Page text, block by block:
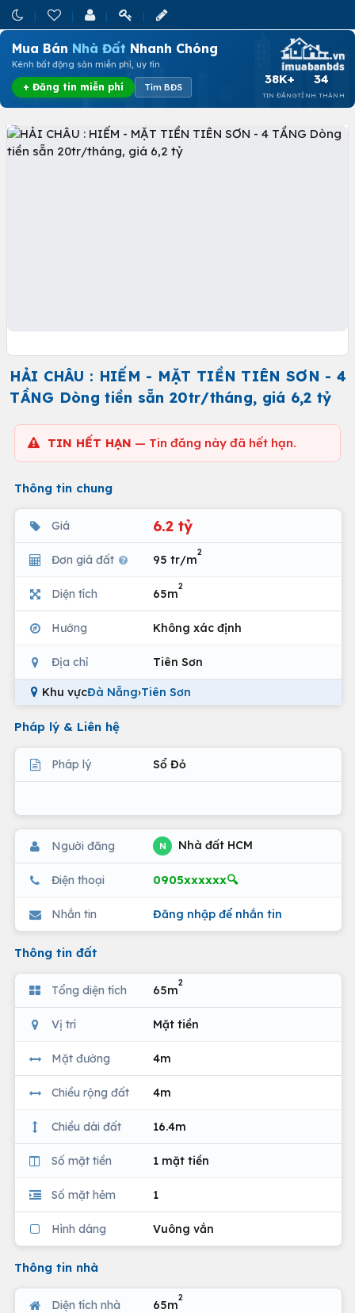
Mua Bán Nhà Đất Nhanh Chóng
Kênh bất động sản miễn phí, uy tín
+ Đăng tin miễn phí Tìm BĐS
38K+
TIN ĐĂNG
34
TỈNH THÀNH
HẢI CHÂU : HIẾM - MẶT TIỀN TIÊN SƠN - 4
TẦNG Dòng tiền sẵn 20tr/tháng, giá 6,2 tỷ
TIN HẾT HẠN — Tin đăng này đã hết hạn.
Thông tin chung
Giá 6.2 tỷ
Đơn giá đất 95 tr/m
2
Diện tích 65m
2
Hướng Không xác định
Địa chỉ Tiên Sơn
Khu vựcĐà Nẵng›Tiên Sơn
Pháp lý & Liên hệ
Pháp lý Sổ Đỏ
Người đăng N Nhà đất HCM
Điện thoại 0905xxxxxx🔍
Nhắn tin Đăng nhập để nhắn tin
Thông tin đất
Tổng diện tích 65m
2
Vị trí Mặt tiền
Mặt đường 4m
Chiều rộng đất 4m
Chiều dài đất 16.4m
Số mặt tiền 1 mặt tiền
Số mặt hẻm 1
Hình dáng Vuông vắn
Thông tin nhà
Diện tích nhà 65m
2